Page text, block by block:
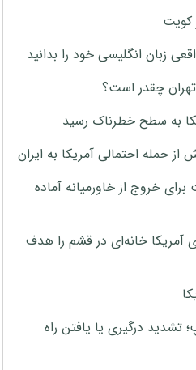
کویت
زبان انگلیسی خود را بدانید
به سطح خطرناک رسید
حمله احتمالی آمریکا به ایران
خروج از خاورمیانه آماده
بمب ۲۰۰۰ پوندی آمریکا خانه‌ای در قشم را هدف
تشدید درگیری یا یافتن راه